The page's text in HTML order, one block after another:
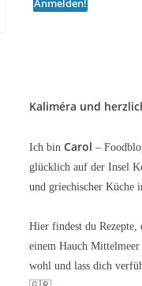
Kaliméra und
Ich bin Carol –
glücklich auf der Insel
und griechischer Küche
Hier findest du
einem Hauch
wohl und lass dich